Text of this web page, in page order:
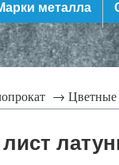
металла
→